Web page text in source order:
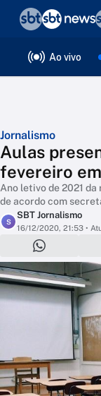
Ao vivo
Jornalismo
Aulas
fevereiro
Ano letivo de 2021
de acordo com
S
SBT Jornalismo
16/12/2020, 21:53 •
❮voltar